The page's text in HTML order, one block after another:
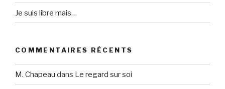
Je suis libre mais…
COMMENTAIRES RÉCENTS
M. Chapeau dans Le regard sur soi